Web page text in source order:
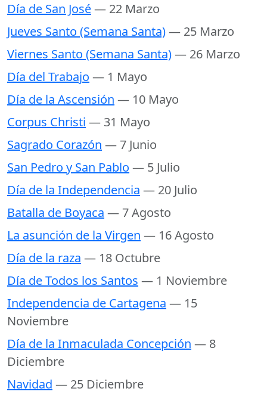
Día de San José— 22 Marzo
Jueves Santo (Semana Santa)— 25 Marzo
Viernes Santo (Semana Santa)— 26 Marzo
Día del Trabajo — 1 Mayo
Día de la Ascensión — 10 Mayo
Corpus Christi — 31 Mayo
Sagrado Corazón — 7 Junio
San Pedro y San Pablo — 5 Julio
Día de la Independencia — 20 Julio
Batalla de Boyaca — 7 Agosto
La asunción de la Virgen — 16 Agosto
Día de la raza — 18 Octubre
Día de Todos los Santos — 1 Noviembre
Independencia de Cartagena — 15
Noviembre
Día de la Inmaculada Concepción — 8
Diciembre
Navidad — 25 Diciembre